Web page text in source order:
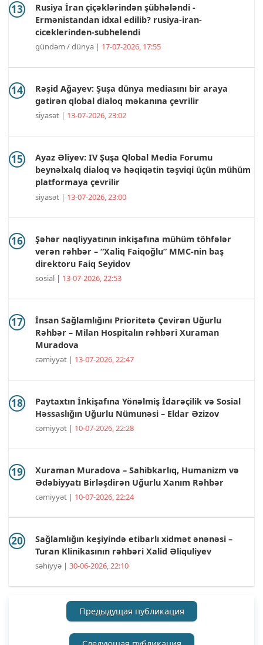
Rusiya İran çiçəklərindən şübhələndi -
Ermənistandan idxal edilib? rusiya-iran-
ciceklerinden-subhelendi
gündəm / dünya | 17-07-2026, 17:55
Rəşid Ağayev: Şuşa dünya mediasını bir araya
gətirən qlobal dialoq məkanına çevrilir
siyasət | 13-07-2026, 23:02
Ayaz Əliyev: IV Şuşa Qlobal Media Forumu
beynəlxalq dialoq və həqiqətin təşviqi üçün mühüm
platformaya çevrilir
siyasət | 13-07-2026, 23:00
Şəhər nəqliyyatının inkişafına mühüm töhfələr
verən rəhbər – “Xaliq Faiqoğlu” MMC-nin baş
direktoru Faiq Seyidov
sosial | 13-07-2026, 22:53
İnsan Sağlamlığını Prioritetə Çevirən Uğurlu
Rəhbər – Milan Hospitalın rəhbəri Xuraman
Muradova
cəmiyyət | 13-07-2026, 22:47
Paytaxtın İnkişafına Yönəlmiş İdarəçilik və Sosial
Həssaslığın Uğurlu Nümunəsi – Eldar Əzizov
cəmiyyət | 10-07-2026, 22:28
Xuraman Muradova – Sahibkarlıq, Humanizm və
Ədəbiyyatı Birləşdirən Uğurlu Xanım Rəhbər
cəmiyyət | 10-07-2026, 22:24
Sağlamlığın keşiyində etibarlı xidmət ənənəsi –
Turan Klinikasının rəhbəri Xalid Əliquliyev
səhiyyə | 30-06-2026, 22:10
Предыдущая публикация